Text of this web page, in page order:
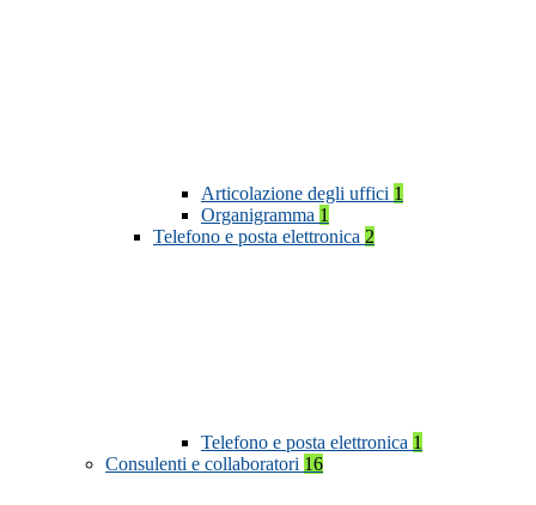
Articolazione degli uffici 1
Organigramma 1
Telefono e posta elettronica 2
Telefono e posta elettronica 1
Consulenti e collaboratori 16